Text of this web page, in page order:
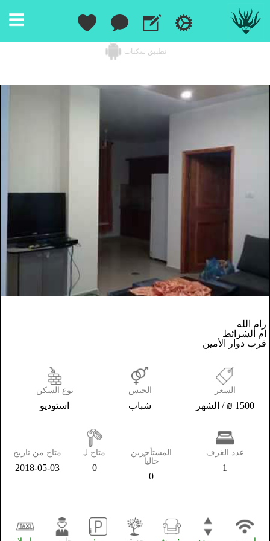
تطبيق سكنات
رام الله
ام الشرائط
قرب دوار الأمين
السعر
1500 ₪ / الشهر
الجنس
شباب
نوع السكن
استوديو
عدد الغرف
1
المستأجرين
حالياً
0
متاح لـِ
0
متاح من تاريخ
2018-05-03